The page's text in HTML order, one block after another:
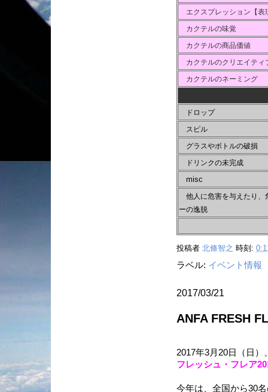
エクスプレッション【表
カクテルの味覚
カクテルの商品価値
カクテルのクリエイティ
カクテルのネーミング
ドロップ
スピル
グラスやボトルの破損
ドリンクの未完成
misc
他人に危害を与えたり
ーの逸脱
投稿者 北條智之 時刻:
ラベル: イベント情報
2017/03/21
ANFA FRESH
2017年3月20日（日
フレッシュ・フレア
今年は、全国から30